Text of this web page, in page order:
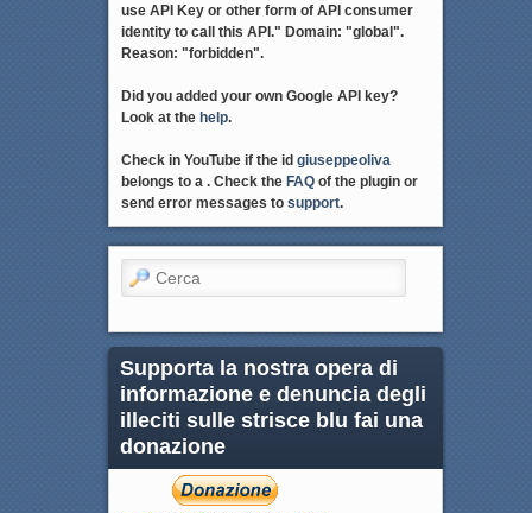
use API Key or other form of API consumer
identity to call this API." Domain: "global".
Reason: "forbidden".
Did you added your own Google API key?
Look at the help.
Check in YouTube if the id giuseppeoliva
belongs to a . Check the FAQof the plugin or
send error messages to support.
Cerca
Supporta la nostra opera di
informazione e denuncia degli
illeciti sulle strisce blu fai una
donazione